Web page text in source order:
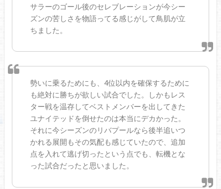
サラーのゴール後のセレブレーションが今シー
ズンの苦しさを物語ってる感じがして鳥肌が立
ちました。
勢いに乗るためにも、4位以内を確保するために
も絶対に勝ちが欲しい試合でした。しかもレス
ター戦を温存してベストメンバーを出してきた
ユナイテッドを倒せたのは本当にデカかった。
それに今シーズンのリバプールなら後半追いつ
かれる展開もその気配も感じていたので、追加
点を入れて逃げ切ったという点でも、転機とな
った試合だったと思いました。